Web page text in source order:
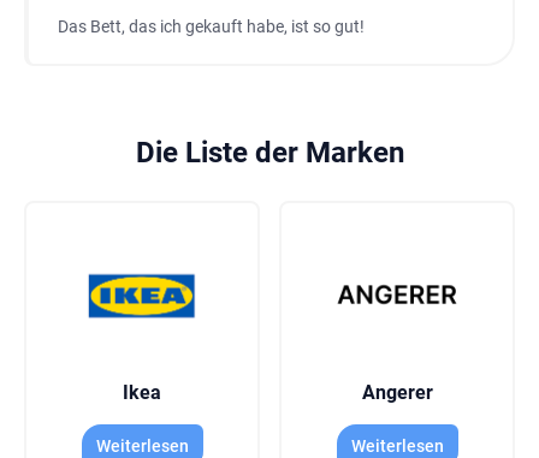
Das Bett, das ich gekauft habe, ist so gut!
Die Liste der Marken
Ikea
Weiterlesen
Angerer
Weiterlesen